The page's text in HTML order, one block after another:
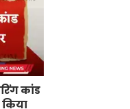
कांड
किया